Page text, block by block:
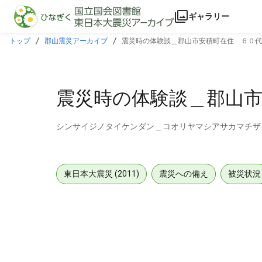
本文に飛ぶ
ギャラリー
トップ 郡山震災アーカイブ 震災時の体験談＿郡山市安積町在住 ６０
震災時の体験談＿郡
シンサイジノタイケンダン＿コオリヤマシアサカマ
東日本大震災 (2011) 震災への備え 被災状況